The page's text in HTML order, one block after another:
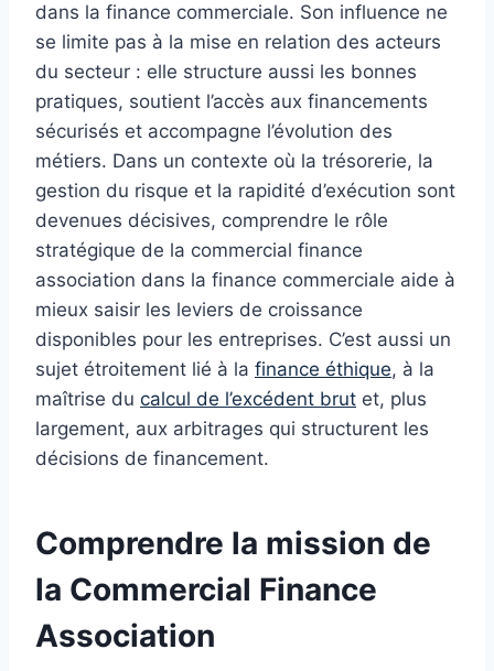
dans la finance commerciale. Son influence ne
se limite pas à la mise en relation des acteurs
du secteur : elle structure aussi les bonnes
pratiques, soutient l’accès aux financements
sécurisés et accompagne l’évolution des
métiers. Dans un contexte où la trésorerie, la
gestion du risque et la rapidité d’exécution sont
devenues décisives, comprendre le rôle
stratégique de la commercial finance
association dans la finance commerciale aide à
mieux saisir les leviers de croissance
disponibles pour les entreprises. C’est aussi un
sujet étroitement lié à la finance éthique, à la
maîtrise du calcul de l’excédent brut et, plus
largement, aux arbitrages qui structurent les
décisions de financement.
Comprendre la mission de
la Commercial Finance
Association